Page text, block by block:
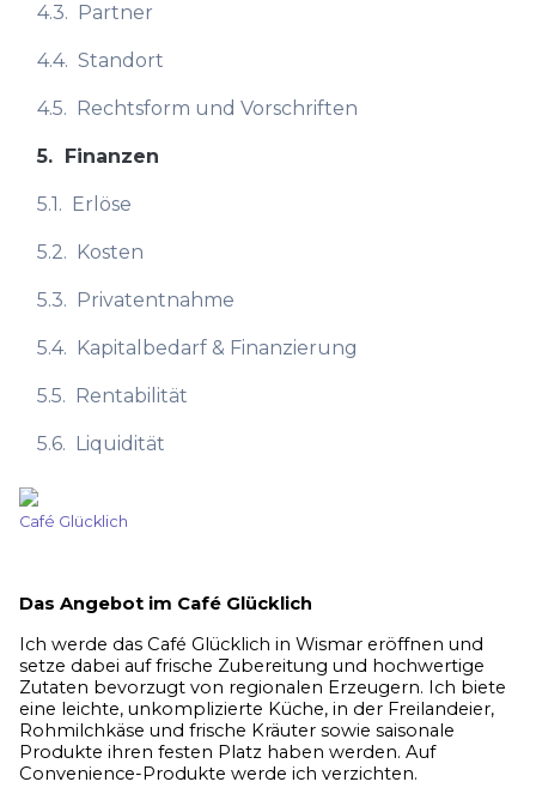
4.3. Partner
4.4. Standort
4.5. Rechtsform und Vorschriften
5. Finanzen
5.1. Erlöse
5.2. Kosten
5.3. Privatentnahme
5.4. Kapitalbedarf & Finanzierung
5.5. Rentabilität
5.6. Liquidität
Café Glücklich
Das Angebot im Café Glücklich
Ich werde das Café Glücklich in Wismar eröffnen und
setze dabei auf frische Zubereitung und hochwertige
Zutaten bevorzugt von regionalen Erzeugern. Ich biete
eine leichte, unkomplizierte Küche, in der Freilandeier,
Rohmilchkäse und frische Kräuter sowie saisonale
Produkte ihren festen Platz haben werden. Auf
Convenience-Produkte werde ich verzichten.